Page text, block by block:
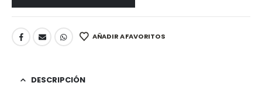
AÑADIR A FAVORITOS
DESCRIPCIÓN